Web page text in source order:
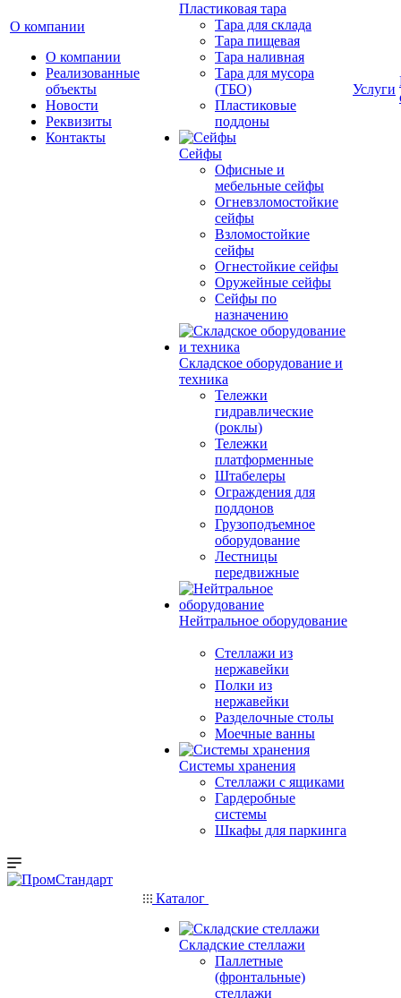
О компании
О компании
Реализованные
объекты
Новости
Реквизиты
Контакты
Пластиковая тара
Тара для склада
Тара пищевая
Тара наливная
Тара для мусора
(ТБО)
Пластиковые
поддоны
Сейфы
Офисные и
мебельные сейфы
Огневзломостойкие
сейфы
Взломостойкие
сейфы
Огнестойкие сейфы
Оружейные сейфы
Сейфы по
назначению
Складское оборудование и
техника
Тележки
гидравлические
(роклы)
Тележки
платформенные
Штабелеры
Ограждения для
поддонов
Грузоподъемное
оборудование
Лестницы
передвижные
Нейтральное оборудование
Стеллажи из
нержавейки
Полки из
нержавейки
Разделочные столы
Моечные ванны
Системы хранения
Стеллажи с ящиками
Гардеробные
системы
Шкафы для паркинга
Услуги
Каталог
Складские стеллажи
Паллетные
(фронтальные)
стеллажи